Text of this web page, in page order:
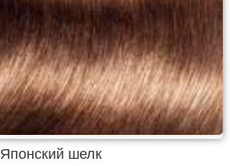
Японский шелк